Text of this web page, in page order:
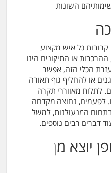
השונות.
כל איש מקצוע
או התיקונים הינו
הכלי הזה, אפשר
או להחליף גוף תאורה.
לתלות מאווררי תקרה
לפעמים, נחוצה מקדחה
המנעולנות, למשל
דברים רבים נוספים.
יוצא מן